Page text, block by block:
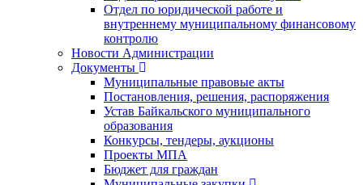
Отдел по юридической работе и
внутреннему муниципальному финансовому
контролю
Новости Администрации
Документы
Муниципальные правовые акты
Постановления, решения, распоряжения
Устав Байкальского муниципального
образования
Конкурсы, тендеры, аукционы
Проекты МПА
Бюджет для граждан